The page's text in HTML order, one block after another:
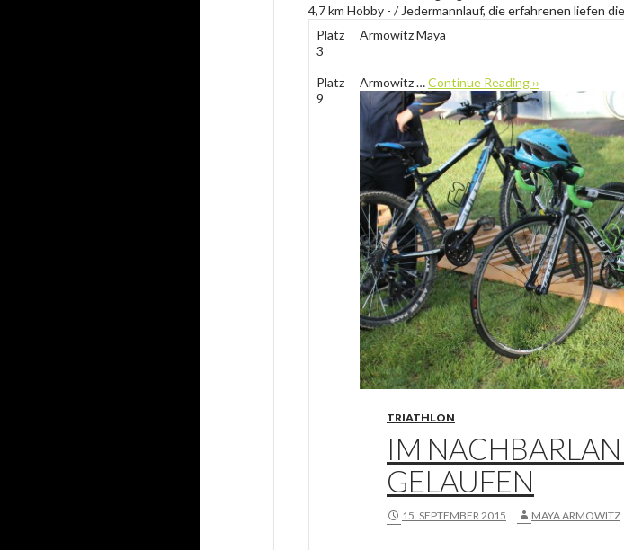
4,7 km Hobby - / Jedermannlauf, die erfahrenen liefen
Platz
3
Armowitz Maya
Platz
9
Armowitz …Continue Reading ››
TRIATHLON
IM
GELAUFEN
15. SEPTEMBER 2015 MAYA ARMOWITZ